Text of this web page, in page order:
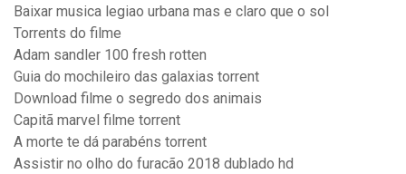
Baixar musica legiao urbana mas e claro que o sol
Torrents do filme
Adam sandler 100 fresh rotten
Guia do mochileiro das galaxias torrent
Download filme o segredo dos animais
Capitã marvel filme torrent
A morte te dá parabéns torrent
Assistir no olho do furacão 2018 dublado hd